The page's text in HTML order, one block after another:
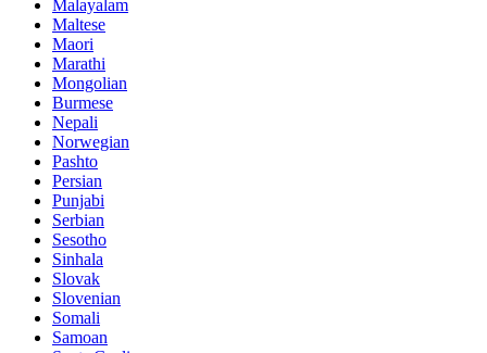
Malayalam
Maltese
Maori
Marathi
Mongolian
Burmese
Nepali
Norwegian
Pashto
Persian
Punjabi
Serbian
Sesotho
Sinhala
Slovak
Slovenian
Somali
Samoan